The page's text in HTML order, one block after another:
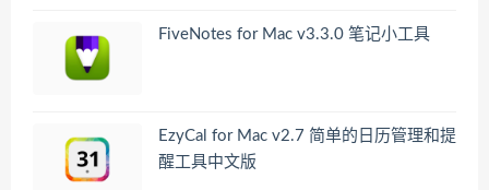
FiveNotes for Mac v3.3.0 笔记小工具
EzyCal for Mac v2.7 简单的日历管理和提
醒工具中文版